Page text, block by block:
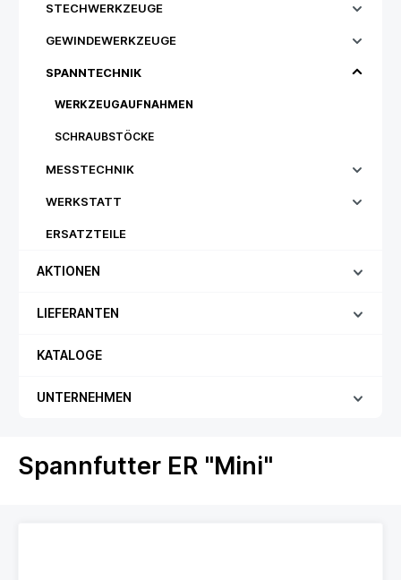
STECHWERKZEUGE
GEWINDEWERKZEUGE
SPANNTECHNIK
WERKZEUGAUFNAHMEN
SCHRAUBSTÖCKE
MESSTECHNIK
WERKSTATT
ERSATZTEILE
AKTIONEN
LIEFERANTEN
KATALOGE
UNTERNEHMEN
Spannfutter ER "Mini"